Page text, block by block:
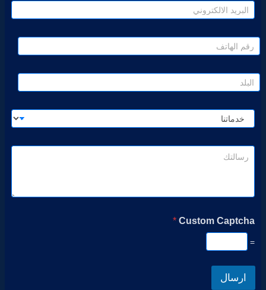
Custom Captcha
*
=
ارسال